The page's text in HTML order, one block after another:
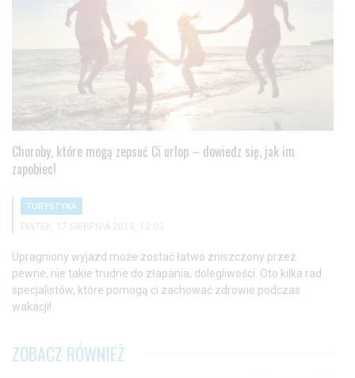
Choroby, które mogą zepsuć Ci urlop – dowiedz się, jak im
zapobiec!
TURYSTYKA
PIĄTEK, 17 SIERPNIA 2018, 12:03
Upragniony wyjazd może zostać łatwo zniszczony przez
pewne, nie takie trudne do złapania, dolegliwości. Oto kilka rad
specjalistów, które pomogą ci zachować zdrowie podczas
wakacji!
ZOBACZ RÓWNIEŻ